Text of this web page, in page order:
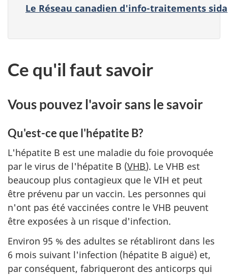
Le Réseau canadien d'info-traitements sida
Ce qu'il faut savoir
Vous pouvez l'avoir sans le savoir
Qu'est-ce que l'hépatite B?
L'hépatite B est une maladie du foie provoquée
par le virus de l'hépatite B (VHB). Le VHB est
beaucoup plus contagieux que le VIH et peut
être prévenu par un vaccin. Les personnes qui
n'ont pas été vaccinées contre le VHB peuvent
être exposées à un risque d'infection.
Environ 95 % des adultes se rétabliront dans les
6 mois suivant l'infection (hépatite B aiguë) et,
par conséquent, fabriqueront des anticorps qui